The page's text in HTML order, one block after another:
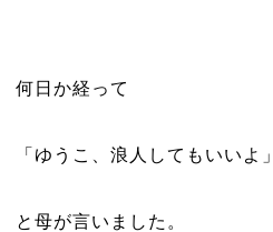
何日か経って
「ゆうこ、浪人してもいいよ」
と母が言いました。